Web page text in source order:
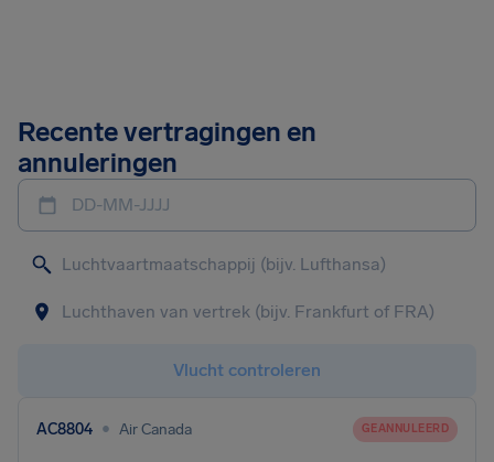
Recente vertragingen en
annuleringen
DD-MM-JJJJ
Vlucht controleren
AC8804 • Air Canada GEANNULEERD